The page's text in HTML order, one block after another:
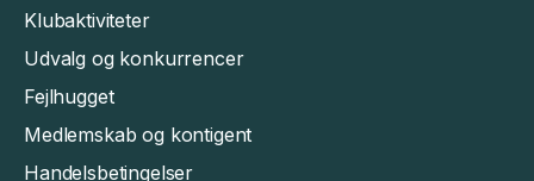
Klubaktiviteter
Udvalg og konkurrencer
Fejlhugget
Medlemskab og kontigent
Handelsbetingelser